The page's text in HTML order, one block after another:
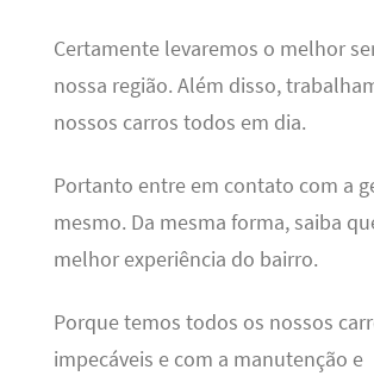
Certamente levaremos o melhor
nossa região. Além disso,
nossos carros todos em dia.
Portanto entre em contato com a
mesmo. Da mesma forma, saiba
melhor experiência do bairro.
Porque temos todos os nossos
impecáveis e com a manutenção e